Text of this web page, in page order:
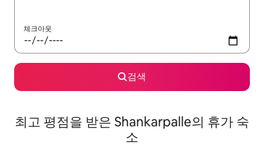
체크아웃
검색
최고 평점을 받은 Shankarpalle의 휴가 숙
소